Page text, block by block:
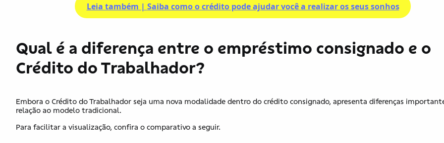
Leia também | Saiba como o crédito pode ajudar você a realizar os seus sonhos
Qual é a diferença entre o empréstimo consignado e o
Crédito do Trabalhador?
Embora o Crédito do Trabalhador seja uma nova modalidade dentro do crédito consignado, apresenta diferenças
relação ao modelo tradicional.
Para facilitar a visualização, confira o comparativo a seguir.